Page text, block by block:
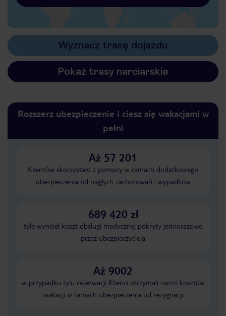
Wyznacz trasę dojazdu
Pokaż trasy narciarskie
Rozszerz ubezpieczenie i ciesz się wakacjami w
pełni
Aż 57 201
Klientów skorzystało z pomocy w ramach dodatkowego
ubezpieczenia od nagłych zachorowań i wypadków
689 420 zł
tyle wyniósł koszt obsługi medycznej pokryty jednorazowo
przez ubezpieczyciela
Aż 9002
w przypadku tylu rezerwacji Klienci otrzymali zwrot kosztów
wakacji w ramach ubezpieczenia od rezygnacji